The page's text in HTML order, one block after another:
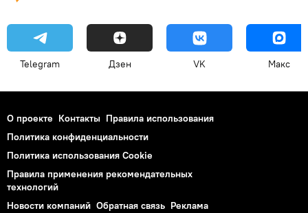
Telegram Дзен VK Макс
О проекте Контакты Правила использования
Политика конфиденциальности
Политика использования Cookie
Правила применения рекомендательных
технологий
Новости компаний Обратная связь Реклама